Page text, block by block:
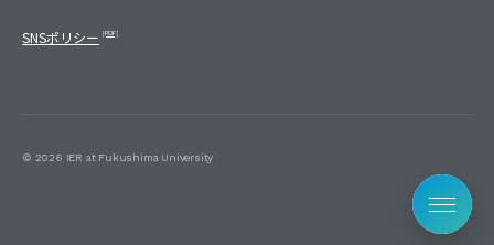
SNSポリシー
©︎ 2026 IER at Fukushima University